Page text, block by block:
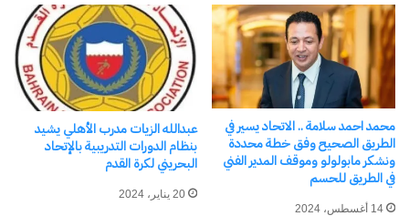
اكتشاف المزيد من
اشترك للحصول على أحدث التدوينات المرسلة إلى بريدك
الإلكتروني.
كتابة بريدك الإلكتروني...
اشتراك
محمد احمد سلامة .. الاتحاد يسير في
الطريق الصحيح وفق خطة محددة
ونشكر مابولولو وموقف المدير الفني
في الطريق للحسم
14 أغسطس، 2024
عبدالله الزيات مدرب الأهلي يشيد
بنظام الدورات التدريبية بالإتحاد
البحريني لكرة القدم
20 يناير، 2024